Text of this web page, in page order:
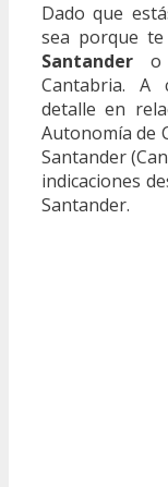
Dado que
sea porque
Santander o
Cantabria. A
detalle en
Autonomía de
Santander
indicaciones
Santander.